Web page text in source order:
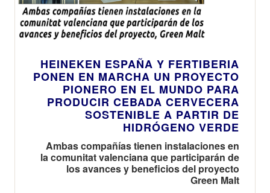
HEINEKEN ESPAÑA Y FERTIBERIA
PONEN EN MARCHA UN PROYECTO
PIONERO EN EL MUNDO PARA
PRODUCIR CEBADA CERVECERA
SOSTENIBLE A PARTIR DE
HIDRÓGENO VERDE
Ambas compañías tienen instalaciones en
la comunitat valenciana que participarán de
los avances y beneficios del proyecto
Green Malt